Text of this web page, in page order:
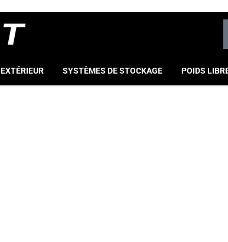
EXTÉRIEUR SYSTÈMES DE STOCKAGE POIDS